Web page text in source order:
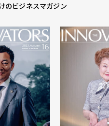
のビジネスマガジン